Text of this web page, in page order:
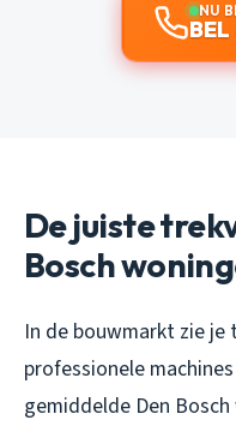
NU
De juiste
Bosch
In de bouwmarkt zie
professionele
gemiddelde Den